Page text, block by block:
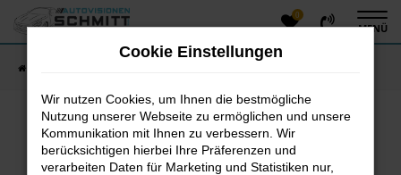
Zum
Hauptinhalt
0
MENÜ
Fehler: Network Error
Cookie Einstellungen
Wir nutzen Cookies, um Ihnen die bestmögliche
Nutzung unserer Webseite zu ermöglichen und unsere
Kommunikation mit Ihnen zu verbessern. Wir
berücksichtigen hierbei Ihre Präferenzen und
verarbeiten Daten für Marketing und Statistiken nur,